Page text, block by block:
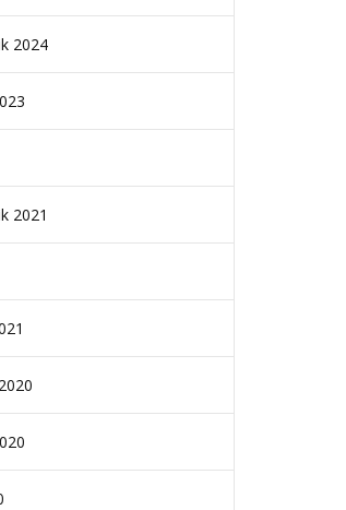
2024
2021